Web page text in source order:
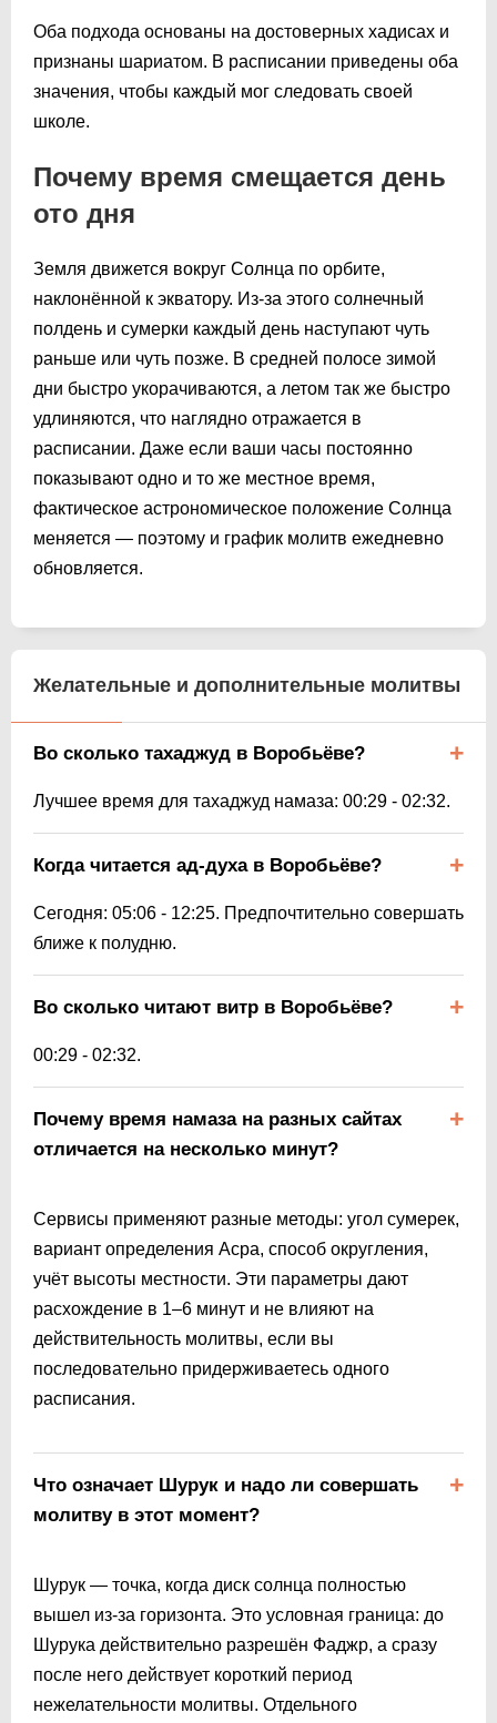
Оба подхода основаны на достоверных хадисах и
признаны шариатом. В расписании приведены оба
значения, чтобы каждый мог следовать своей
школе.
Почему время смещается день
ото дня
Земля движется вокруг Солнца по орбите,
наклонённой к экватору. Из-за этого солнечный
полдень и сумерки каждый день наступают чуть
раньше или чуть позже. В средней полосе зимой
дни быстро укорачиваются, а летом так же быстро
удлиняются, что наглядно отражается в
расписании. Даже если ваши часы постоянно
показывают одно и то же местное время,
фактическое астрономическое положение Солнца
меняется — поэтому и график молитв ежедневно
обновляется.
Желательные и дополнительные молитвы
Во сколько тахаджуд в Воробьёве?
Лучшее время для тахаджуд намаза: 00:29 - 02:32.
Когда читается ад-духа в Воробьёве?
Сегодня: 05:06 - 12:25. Предпочтительно совершать
ближе к полудню.
Во сколько читают витр в Воробьёве?
00:29 - 02:32.
Почему время намаза на разных сайтах
отличается на несколько минут?
Сервисы применяют разные методы: угол сумерек,
вариант определения Асра, способ округления,
учёт высоты местности. Эти параметры дают
расхождение в 1–6 минут и не влияют на
действительность молитвы, если вы
последовательно придерживаетесь одного
расписания.
Что означает Шурук и надо ли совершать
молитву в этот момент?
Шурук — точка, когда диск солнца полностью
вышел из-за горизонта. Это условная граница: до
Шурука действительно разрешён Фаджр, а сразу
после него действует короткий период
нежелательности молитвы. Отдельного